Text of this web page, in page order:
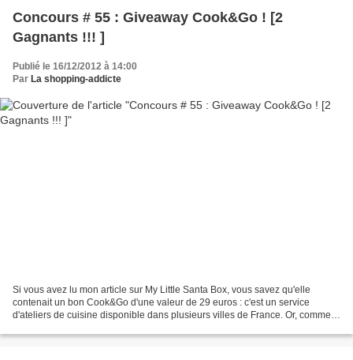
Concours # 55 : Giveaway Cook&Go ! [2
Gagnants !!! ]
Publié le 16/12/2012 à 14:00
Par La shopping-addicte
Si vous avez lu mon article sur My Little Santa Box, vous savez qu'elle
contenait un bon Cook&Go d'une valeur de 29 euros : c'est un service
d'ateliers de cuisine disponible dans plusieurs villes de France. Or, comme